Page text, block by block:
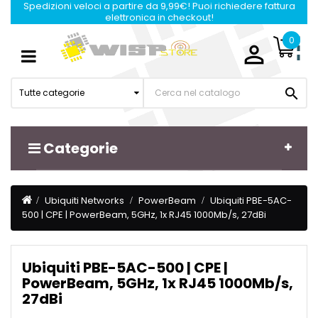
Spedizioni veloci a partire da 9,99€! Puoi richiedere fattura
elettronica in checkout!

0
Tutte categorie 
Categorie
Toggle
Ubiquiti Networks PowerBeam
Ubiquiti PBE-5AC-
500 | CPE | PowerBeam, 5GHz, 1x RJ45 1000Mb/s, 27dBi
Ubiquiti PBE-5AC-500 | CPE |
PowerBeam, 5GHz, 1x RJ45 1000Mb/s,
27dBi